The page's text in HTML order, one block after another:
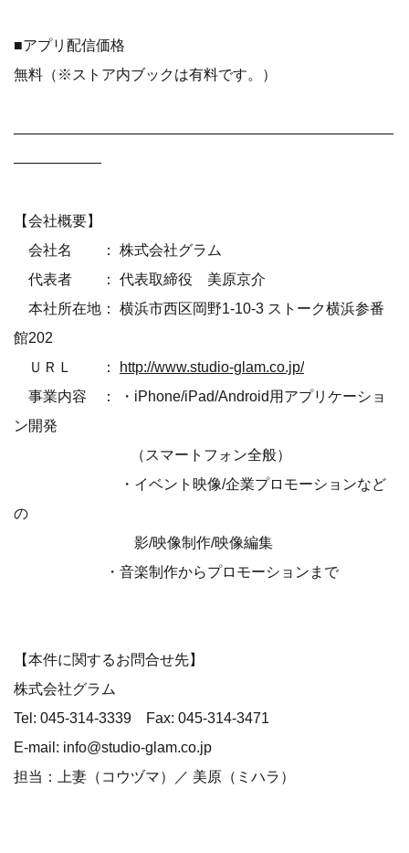
■アプリ配信価格
無料（※ストア内ブックは有料です。）
――――――――――――――――――――――――――
――――――
【会社概要】
会社名 ： 株式会社グラム
代表者 ： 代表取締役 美原京介
本社所在地： 横浜市西区岡野1-10-3 ストーク横浜参番
館202
ＵＲＬ ： http://www.studio-glam.co.jp/
事業内容 ： ・iPhone/iPad/Android用アプリケーショ
ン開発
（スマートフォン全般）
・イベント映像/企業プロモーションなど
の
影/映像制作/映像編集
・音楽制作からプロモーションまで
【本件に関するお問合せ先】
株式会社グラム
Tel: 045-314-3339 Fax: 045-314-3471
E-mail: info@studio-glam.co.jp
担当：上妻（コウヅマ）／ 美原（ミハラ）